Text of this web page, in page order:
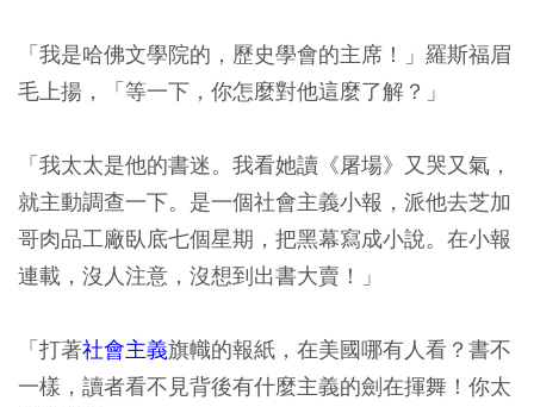
「我是哈佛文學院的，歷史學會的主席！」羅斯福眉
毛上揚，「等一下，你怎麼對他這麼了解？」
「我太太是他的書迷。我看她讀《屠場》又哭又氣，
就主動調查一下。是一個社會主義小報，派他去芝加
哥肉品工廠臥底七個星期，把黑幕寫成小說。在小報
連載，沒人注意，沒想到出書大賣！」
「打著社會主義旗幟的報紙，在美國哪有人看？書不
一樣，讀者看不見背後有什麼主義的劍在揮舞！你太